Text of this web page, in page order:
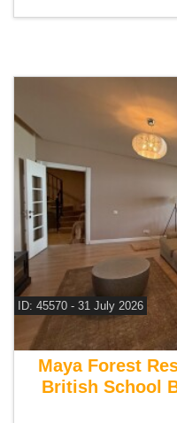
ID: 45570 - 31 July 2026
De
Maya Forest
British School